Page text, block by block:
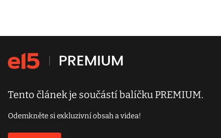
Tento článek je součástí balíčku PREMIUM.
Odemkněte si exkluzivní obsah a videa!